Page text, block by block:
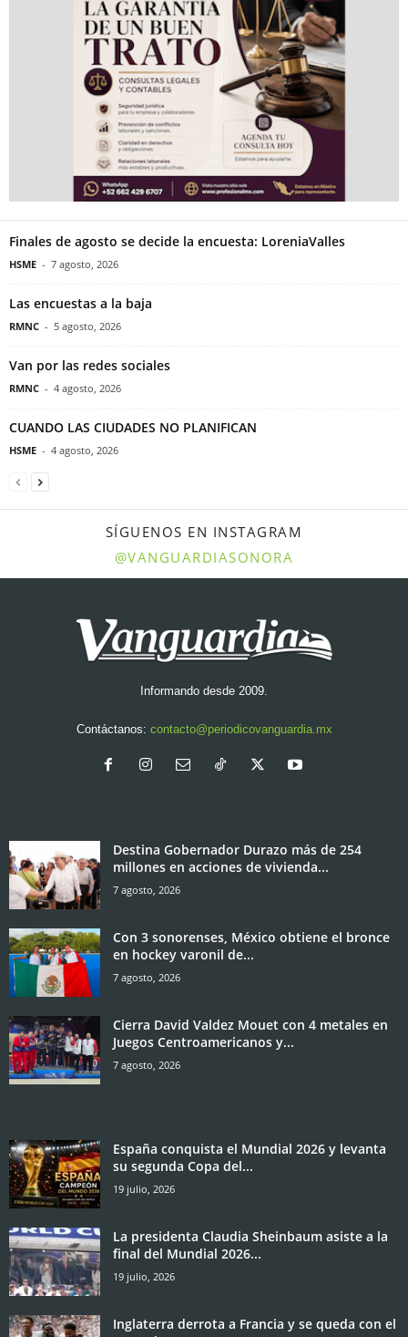
Finales de agosto se decide la encuesta: LoreniaValles
HSME - 7 agosto, 2026
Las encuestas a la baja
RMNC - 5 agosto, 2026
Van por las redes sociales
RMNC - 4 agosto, 2026
CUANDO LAS CIUDADES NO PLANIFICAN
HSME - 4 agosto, 2026
SÍGUENOS EN INSTAGRAM
@VANGUARDIASONORA
Informando desde 2009.
Contáctanos: contacto@periodicovanguardia.mx
Destina Gobernador Durazo más de 254
millones en acciones de vivienda...
7 agosto, 2026
Con 3 sonorenses, México obtiene el bronce
en hockey varonil de...
7 agosto, 2026
Cierra David Valdez Mouet con 4 metales en
Juegos Centroamericanos y...
7 agosto, 2026
España conquista el Mundial 2026 y levanta
su segunda Copa del...
19 julio, 2026
La presidenta Claudia Sheinbaum asiste a la
final del Mundial 2026...
19 julio, 2026
Inglaterra derrota a Francia y se queda con el